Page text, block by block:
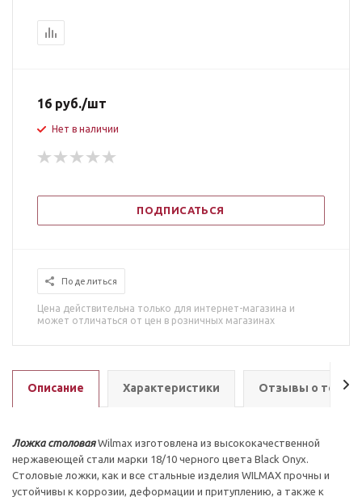
16 руб./шт
Нет в наличии
ПОДПИСАТЬСЯ
Поделиться
Цена действительна только для интернет-магазина и
может отличаться от цен в розничных магазинах
Описание Характеристики Отзывы о
Ложка столоваяWilmax изготовлена из высококачественной
нержавеющей стали марки 18/10 черного цвета Black Onyx.
Столовые ложки, как и все стальные изделия WILMAX прочны и
устойчивы к коррозии, деформации и притуплению, а также к